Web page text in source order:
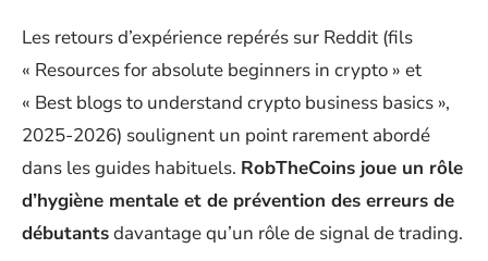
Les retours d’expérience repérés sur Reddit (fils
« Resources for absolute beginners in crypto » et
« Best blogs to understand crypto business basics »,
2025-2026) soulignent un point rarement abordé
dans les guides habituels. RobTheCoins joue un rôle
d’hygiène mentale et de prévention des erreurs de
débutantsdavantage qu’un rôle de signal de trading.